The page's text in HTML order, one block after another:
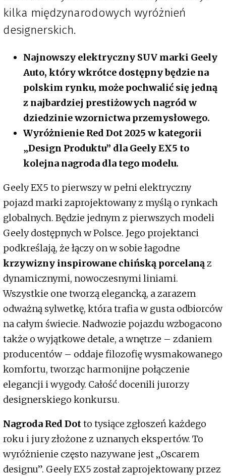
kilka międzynarodowych wyróżnień
designerskich.
Najnowszy elektryczny SUV marki Geely
Auto, który wkrótce dostępny będzie na
polskim rynku, może pochwalić się jedną
z najbardziej prestiżowych nagród w
dziedzinie wzornictwa przemysłowego.
Wyróżnienie Red Dot 2025 w kategorii
„Design Produktu” dla Geely EX5 to
kolejna nagroda dla tego modelu.
Geely EX5 to pierwszy w pełni elektryczny
pojazd marki zaprojektowany z myślą o rynkach
globalnych. Będzie jednym z pierwszych modeli
Geely dostępnych w Polsce. Jego projektanci
podkreślają, że łączy on w sobie łagodne
krzywizny inspirowane chińską porcelanąz
dynamicznymi, nowoczesnymi liniami.
Wszystkie one tworzą elegancką, a zarazem
odważną sylwetkę, która trafia w gusta odbiorców
na całym świecie. Nadwozie pojazdu wzbogacono
także o wyjątkowe detale, a wnętrze – zdaniem
producentów – oddaje filozofię wysmakowanego
komfortu, tworząc harmonijne połączenie
elegancji i wygody. Całość docenili jurorzy
designerskiego konkursu.
Nagroda Red Dotto tysiące zgłoszeń każdego
roku i jury złożone z uznanych ekspertów. To
wyróżnienie często nazywane jest „Oscarem
designu”. Geely EX5 został zaprojektowany przez